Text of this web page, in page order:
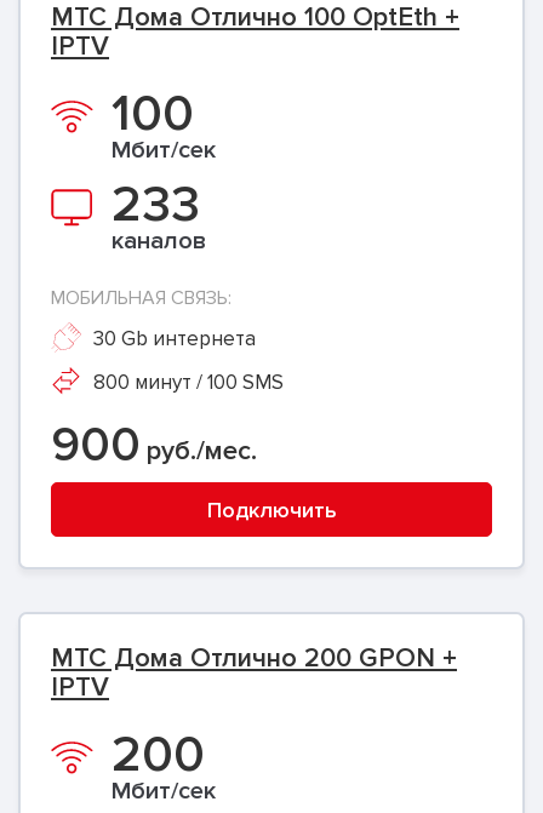
МТС Дома Отлично 100 OptEth +
IPTV
100
Мбит/сек
233
каналов
МОБИЛЬНАЯ СВЯЗЬ:
30 Gb интернета
800 минут / 100 SMS
900 руб./мес.
Подключить
МТС Дома Отлично 200 GPON +
IPTV
200
Мбит/сек